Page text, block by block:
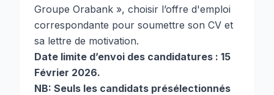
Groupe Orabank », choisir l’offre d'emploi
correspondante pour soumettre son CV et
sa lettre de motivation.
Date limite d’envoi des candidatures : 15
Février 2026.
NB: Seuls les candidats présélectionnés